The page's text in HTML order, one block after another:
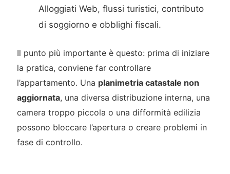
Alloggiati Web, flussi turistici, contributo
di soggiorno e obblighi fiscali.
Il punto più importante è questo: prima di iniziare
la pratica, conviene far controllare
l’appartamento. Una planimetria catastale non
aggiornata, una diversa distribuzione interna, una
camera troppo piccola o una difformità edilizia
possono bloccare l’apertura o creare problemi in
fase di controllo.